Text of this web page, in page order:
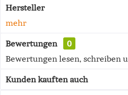
Hersteller
mehr
Bewertungen
0
Bewertungen lesen, schreiben
Kunden kauften auch